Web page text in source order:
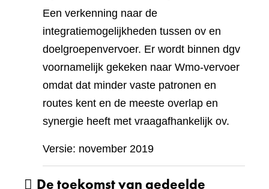
Een verkenning naar de
integratiemogelijkheden tussen ov en
doelgroepenvervoer. Er wordt binnen dgv
voornamelijk gekeken naar Wmo-vervoer
omdat dat minder vaste patronen en
routes kent en de meeste overlap en
synergie heeft met vraagafhankelijk ov.
Versie: november 2019
De toekomst van gedeelde